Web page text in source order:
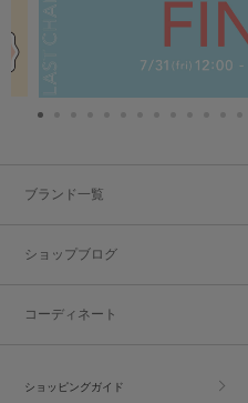
ブランド一覧
ショップブログ
コーディネート
ショッピングガイド